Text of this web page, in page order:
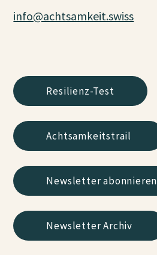
info@achtsamkeit.swiss
Resilienz-Test
Achtsamkeitstrail
Newsletter abonnieren
Newsletter Archiv